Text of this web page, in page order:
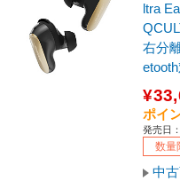
ltra
右分
etooth
ポイ
発売日
数量
中